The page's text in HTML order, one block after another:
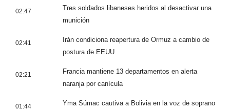
02:47
Tres soldados libaneses heridos al desactivar una
munición
02:41
Irán condiciona reapertura de Ormuz a cambio de
postura de EEUU
02:21
Francia mantiene 13 departamentos en alerta
naranja por canícula
01:44
Yma Súmac cautiva a Bolivia en la voz de soprano